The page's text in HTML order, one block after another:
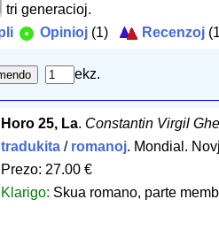
tri generacioj.
Opinioj (1) Recenzoj
ekz.
Horo 25, La. Constantin Virgil
tradukita / romanoj. Mondial.
Prezo: 27.00 €
Klarigo: Skua romano, parte